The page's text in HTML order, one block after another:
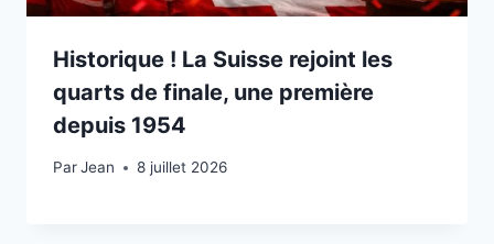
Historique ! La Suisse rejoint les
quarts de finale, une première
depuis 1954
ParJean
8 juillet 20268 juillet 2026